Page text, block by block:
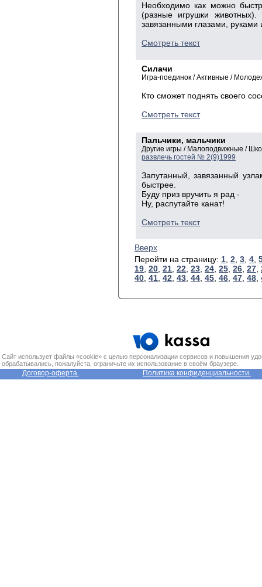
Необходимо как можно
(разные игрушки
завязанными глазами, руками
Смотреть текст
Силачи
Игра-поединок / Активные /
Кто сможет поднять своего
Смотреть текст
Пальчики, мальчики
Другие игры / Малоподвижные /
развлечь гостей № 2(9)1999
Запутанный, завязанный
быстрее.
Буду приз вручить я рад -
Ну, распутайте канат!
Смотреть текст
Вверх
Перейти на страницу: 1 2 3 4
19 20 21 22 23 24 25 26 27
40 41 42 43 44 45 46 47 48
Сайт использует файлы «cookie» с целью персонализации сервисов и повышения
обрабатывались, пожалуйста, ограничьте их использование в своём браузере.
Договор-оферта. Политика конфиденциальности.